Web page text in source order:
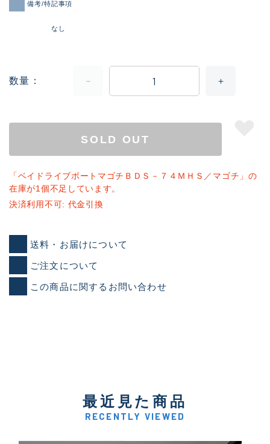
備考/特記事項
なし
数量
SOLD OUT
「ベイドライブボートマゴチＢＤＳ－７４ＭＨＳ／マゴチ」の
在庫が1個不足しています。
決済利用不可: 代金引換
送料・お届けについて
ご注文について
この商品に関するお問い合わせ
最近見た商品
RECENTLY VIEWED